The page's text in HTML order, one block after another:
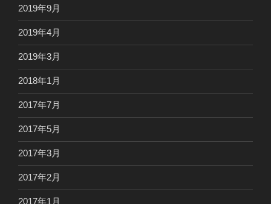
2019年9月
2019年4月
2019年3月
2018年1月
2017年7月
2017年5月
2017年3月
2017年2月
2017年1月